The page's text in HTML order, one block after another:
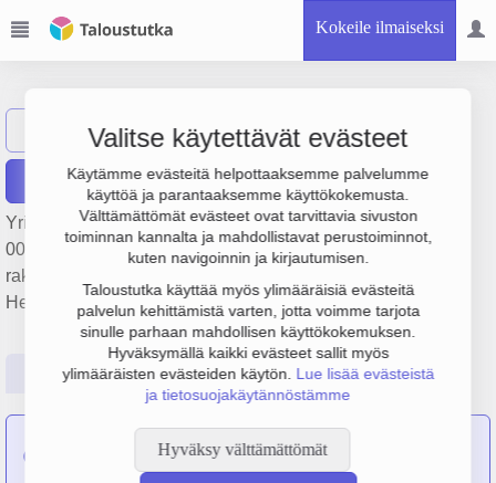
Kokeile ilmaiseksi
Valitse käytettävät evästeet
Käytämme evästeitä helpottaaksemme palvelumme
käyttöä ja parantaaksemme käyttökokemusta.
Välttämättömät evästeet ovat tarvittavia sivuston
toiminnan kannalta ja mahdollistavat perustoiminnot,
kuten navigoinnin ja kirjautumisen.
Taloustutka käyttää myös ylimääräisiä evästeitä
palvelun kehittämistä varten, jotta voimme tarjota
sinulle parhaan mahdollisen käyttökokemuksen.
Hyväksymällä kaikki evästeet sallit myös
ylimääräisten evästeiden käytön. Lue lisää evästeistä
ja tietosuojakäytännöstämme
Hyväksy välttämättömät
Näytä haku MittausGroup Oy
Raportit
Yrityksen MittausGroup Oy liikevaihto on 6 milj. €, tulos 224
000 € ja henkilöstömäärä 60. Sen päätoimiala on Muu
rakennustekninen palvelu, perustamisvuosi 2008 ja sijainti
Helsinki. Yrityksen yhtiömuoto Osakeyhtiö (OY).
Perustiedot Tilinpäätösluvut Päättäjätiedot
Seuraavat yritykset ovat sulautuneet yritykseen
MittausGroup Oy:JT-Mittaus Oy,Koillis Mittaus Oy